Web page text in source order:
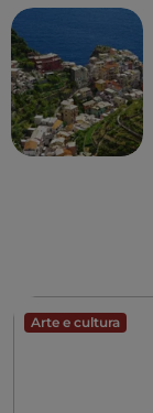
Arte e cultura